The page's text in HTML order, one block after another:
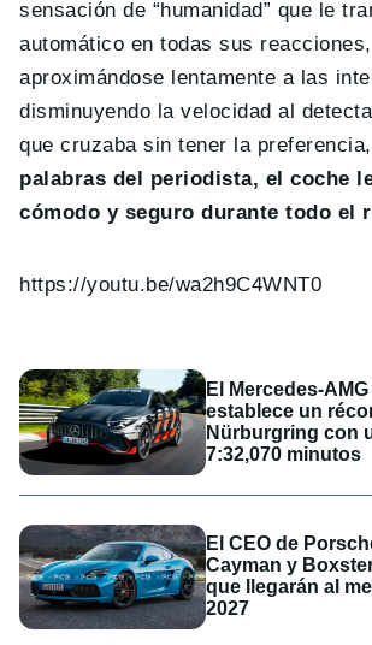
sensación de “humanidad” que le
automático en todas sus reacciones,
aproximándose lentamente a las
disminuyendo la velocidad al
que cruzaba sin tener la
palabras del periodista, el coche
cómodo y seguro durante todo el
https://youtu.be/wa2h9C4WNT0
El Mercedes-
establece un
Nürburgring con
7:32,070 minutos
El CEO de
Cayman y
que llegarán al
2027